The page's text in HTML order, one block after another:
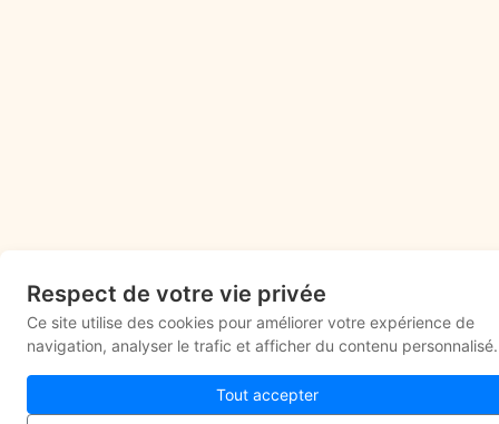
Respect de votre vie privée
Ce site utilise des cookies pour améliorer votre expérience de
navigation, analyser le trafic et afficher du contenu personnalisé.
Tout accepter